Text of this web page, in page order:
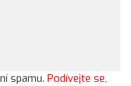
spamu. Podívejte se,